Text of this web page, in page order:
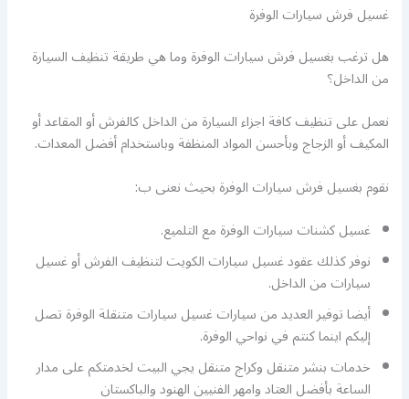
غسيل فرش سيارات الوفرة
هل ترغب بغسيل فرش سيارات الوفرة وما هي طريقة تنظيف السيارة
من الداخل؟
نعمل على تنظيف كافة اجزاء السيارة من الداخل كالفرش أو المقاعد أو
المكيف أو الزجاج وبأحسن المواد المنظفة وباستخدام أفضل المعدات.
نقوم بغسيل فرش سيارات الوفرة بحيث نعنى ب:
غسيل كشنات سيارات الوفرة مع التلميع.
نوفر كذلك عقود غسيل سيارات الكويت لتنظيف الفرش أو غسيل
سيارات من الداخل.
أيضا توفير العديد من سيارات غسيل سيارات متنقلة الوفرة تصل
إليكم اينما كنتم في نواحي الوفرة.
خدمات بنشر متنقل وكراج متنقل يجي البيت لخدمتكم على مدار
الساعة بأفضل العتاد وامهر الفنيين الهنود والباكستان